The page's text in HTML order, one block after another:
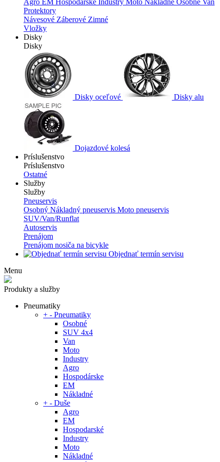
Agro EM Hospodarské Industry Moto Nákladné Osobné Van
Protektory
Návesové Záberové Zimné
Vložky
Disky
Disky
Disky oceľové Disky alu
Dojazdové kolesá
Príslušenstvo
Príslušenstvo
Ostatné
Služby
Služby
Pneuservis
Osobný Nákladný pneuservis Moto pneuservis
SUV/Van/Runflat
Autoservis
Prenájom
Prenájom nosiča na bicykle
Objednať termín servisu
Menu
Produkty a služby
Pneumatiky
+ - Pneumatiky
Osobné
SUV 4x4
Van
Moto
Industry
Agro
Hospodárske
EM
Nákladné
+ - Duše
Agro
EM
Hospodarské
Industry
Moto
Nákladné